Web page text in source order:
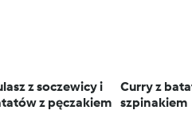
z soczewicy i
z pęczakiem
Curry z
szpinakiem